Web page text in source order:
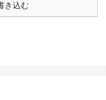
き込む